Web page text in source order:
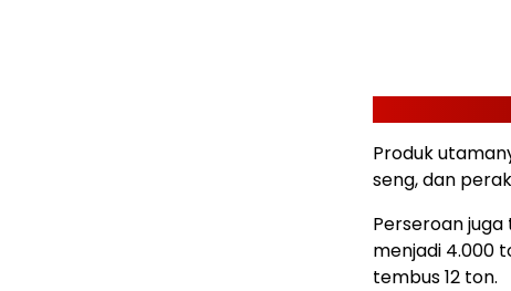
Produk
seng, dan
Perseroan
menjadi 4.000
tembus 12 ton.